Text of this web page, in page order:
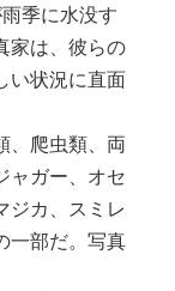
季に水没す
家は、彼らの
い状況に直面
、爬虫類、両
ャガー、オセ
ジカ、スミレ
一部だ。写真